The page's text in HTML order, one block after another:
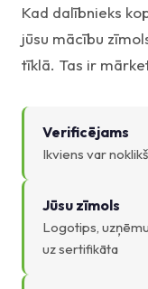
Kad dalībnieks
jūsu mācību
tīklā. Tas ir
Verificējams
Ikviens var
Jūsu zīmols
Logotips,
uz sertifikāta